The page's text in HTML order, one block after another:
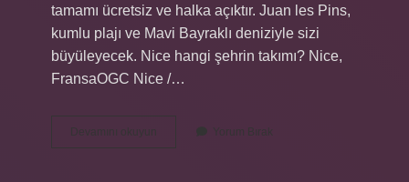
tamamı ücretsiz ve halka açıktır. Juan les Pins,
kumlu plajı ve Mavi Bayraklı deniziyle sizi
büyüleyecek. Nice hangi şehrin takımı? Nice,
FransaOGC Nice /…
Devamını okuyun
Hangi
Yorum Bırak